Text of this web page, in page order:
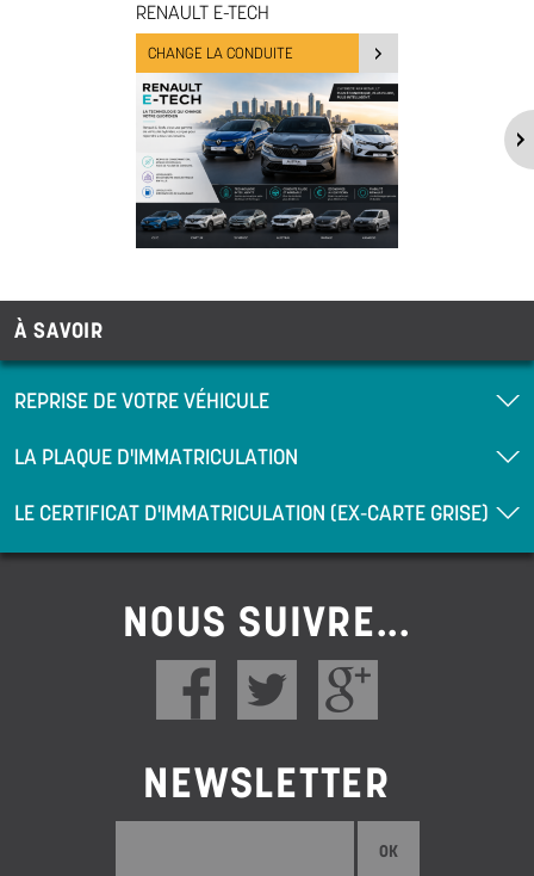
RENAULT E-TECH
CHANGE LA CONDUITE
À SAVOIR
REPRISE DE VOTRE VÉHICULE
LA PLAQUE D'IMMATRICULATION
LE CERTIFICAT D'IMMATRICULATION (EX-CARTE GRISE)
NOUS SUIVRE...
NEWSLETTER
OK